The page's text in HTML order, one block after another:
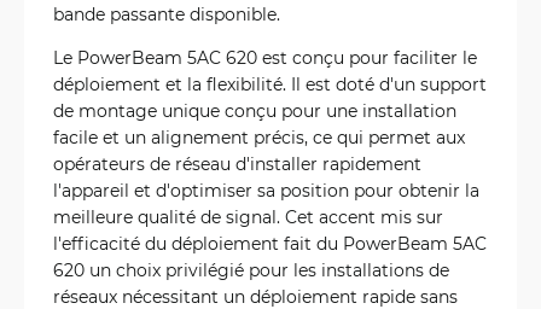
bande passante disponible.
Le PowerBeam 5AC 620 est conçu pour faciliter le
déploiement et la flexibilité. Il est doté d'un support
de montage unique conçu pour une installation
facile et un alignement précis, ce qui permet aux
opérateurs de réseau d'installer rapidement
l'appareil et d'optimiser sa position pour obtenir la
meilleure qualité de signal. Cet accent mis sur
l'efficacité du déploiement fait du PowerBeam 5AC
620 un choix privilégié pour les installations de
réseaux nécessitant un déploiement rapide sans